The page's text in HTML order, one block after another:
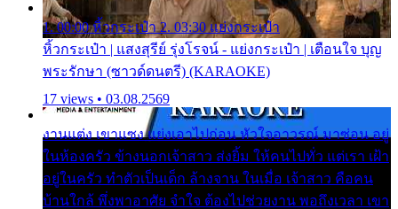
1. 00:00 หิ้วกระเป๋า 2. 03:30 แย่งกระเป๋า
หิ้วกระเป๋า | แสงสุรีย์ รุ่งโรจน์ - แย่งกระเป๋า | เตือนใจ บุญ
พระรักษา (ซาวด์ดนตรี) (KARAOKE)
17 views • 03.08.2569
งานแต่ง เขาแซง แย่งเอาไปก่อน หัวใจอาวรณ์ มาซ่อน อยู่
ในห้องครัว ข้างนอกเจ้าสาว ส่งยิ้ม ให้คนไปทั่ว แต่เรา เฝ้า
อยู่ในครัว ทำตัวเป็นเด็ก ล้างจาน ในเมื่อ เจ้าสาว คือคน
บ้านใกล้ พึ่งพาอาศัย จำใจ ต้องไปช่วยงาน พอถึงเวลา เขา